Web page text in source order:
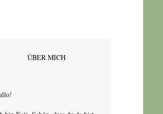
ÜBER MICH